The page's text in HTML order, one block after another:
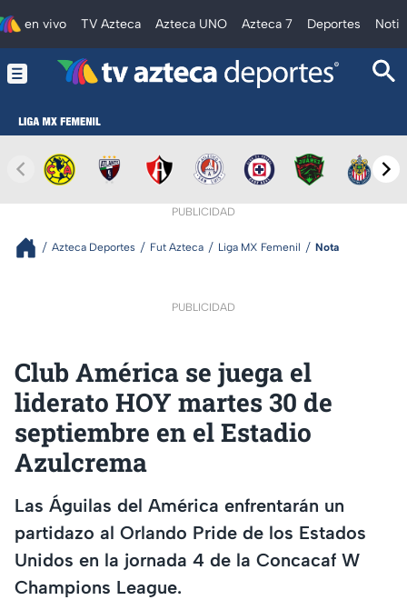
en vivo TV Azteca Azteca UNO Azteca 7 Deportes
PUBLICIDAD
Azteca Deportes Fut Azteca Liga MX Femenil Nota
PUBLICIDAD
Club América se juega el
liderato HOY martes 30 de
septiembre en el Estadio
Azulcrema
Las Águilas del América enfrentarán un
partidazo al Orlando Pride de los Estados
Unidos en la jornada 4 de la Concacaf W
Champions League.